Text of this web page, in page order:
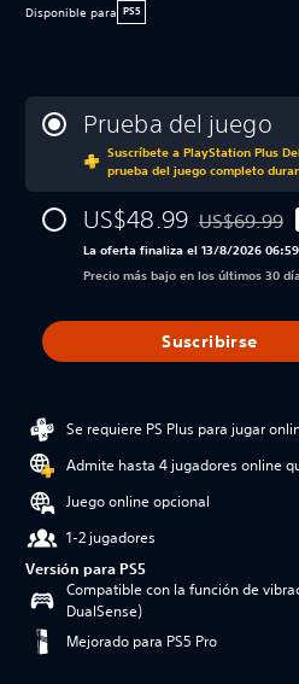
Disponible para PS5
Prueba del juego
Suscríbete a PlayStation Plus
prueba del juego completo
US$48.99 Rebajado
US$69.99
La oferta finaliza el 13/8/2026 06:59
Precio más bajo en los últimos 30
Suscribirse
Se requiere PS Plus para jugar
Admite hasta 4 jugadores online
Juego online opcional
1-2 jugadores
Versión para PS5
Compatible con la función de
DualSense)
Mejorado para PS5 Pro